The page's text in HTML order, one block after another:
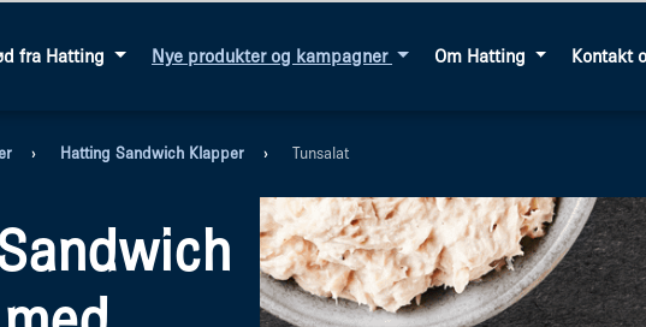
fra Hatting Nye produkter og kampagner Om Hatting Kontakt
Hatting Sandwich Klapper Tunsalat